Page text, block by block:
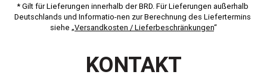
* Gilt für Lieferungen innerhalb der BRD. Für Lieferungen außerhalb
Deutschlands und Informatio-nen zur Berechnung des Liefertermins
siehe „Versandkosten / Lieferbeschränkungen“
KONTAKT